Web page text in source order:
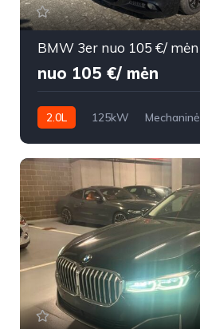
nuo 105 €/ mėn
2.0L 125kW Mechaninė